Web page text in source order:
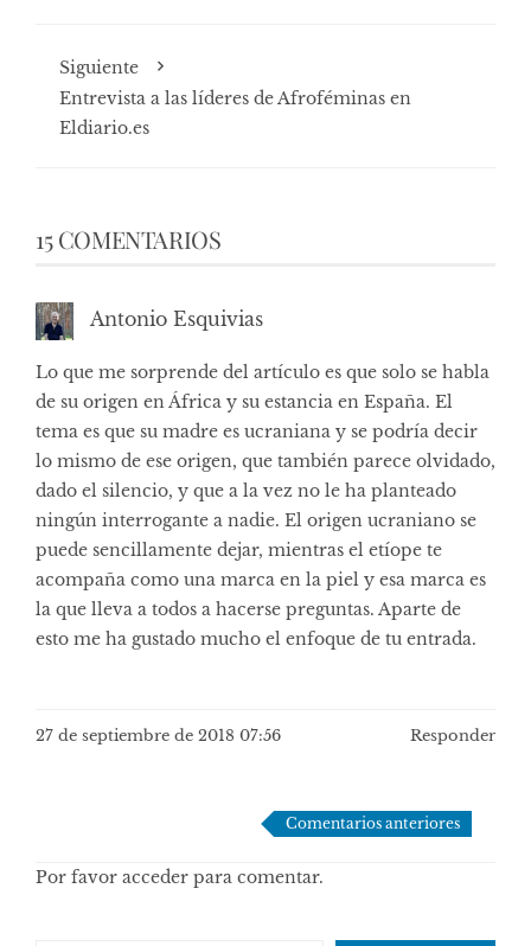
Siguiente
Entrevista a las líderes de Afroféminas en
Eldiario.es
15 COMENTARIOS
Antonio Esquivias
Lo que me sorprende del artículo es que solo se habla
de su origen en África y su estancia en España. El
tema es que su madre es ucraniana y se podría decir
lo mismo de ese origen, que también parece olvidado,
dado el silencio, y que a la vez no le ha planteado
ningún interrogante a nadie. El origen ucraniano se
puede sencillamente dejar, mientras el etíope te
acompaña como una marca en la piel y esa marca es
la que lleva a todos a hacerse preguntas. Aparte de
esto me ha gustado mucho el enfoque de tu entrada.
27 de septiembre de 2018 07:56 Responder
comentarios
Comentarios anteriores
Por favor acceder para comentar.